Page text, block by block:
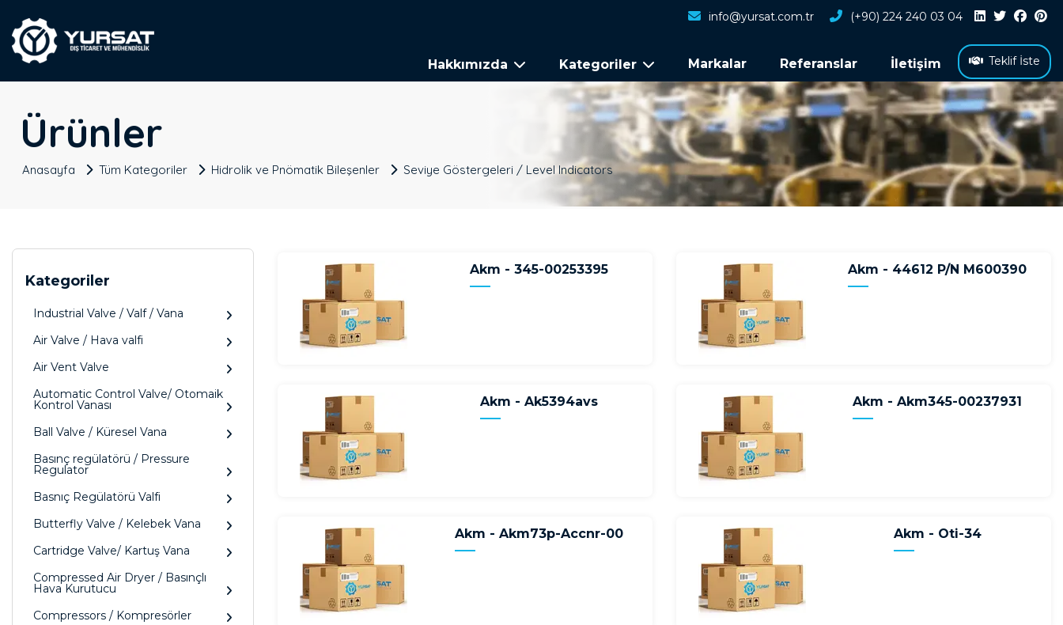
info@yursat.com.tr (+90) 224 240 03 04
Hakkımızda Kategoriler Markalar Referanslar İletişim Teklif İste
Ürünler
Anasayfa Tüm Kategoriler Hidrolik ve Pnömatik Bileşenler Seviye Göstergeleri / Level Indicators
Kategoriler
Industrial Valve / Valf / Vana
Air Valve / Hava valfi
Air Vent Valve
Automatic Control Valve/ Otomaik
Kontrol Vanası
Ball Valve / Küresel Vana
Basınç regülatörü / Pressure
Regulator
Basnıç Regülatörü Valfi
Butterfly Valve / Kelebek Vana
Cartridge Valve/ Kartuş Vana
Compressed Air Dryer / Basınçlı
Hava Kurutucu
Compressors / Kompresörler
Akm - 345-00253395 Akm - 44612 P/N M600390
Akm - Ak5394avs Akm - Akm345-00237931
Akm - Akm73p-Accnr-00 Akm - Oti-34